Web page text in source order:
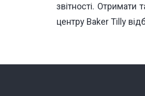
звітності. Отримати
центру Baker Tilly